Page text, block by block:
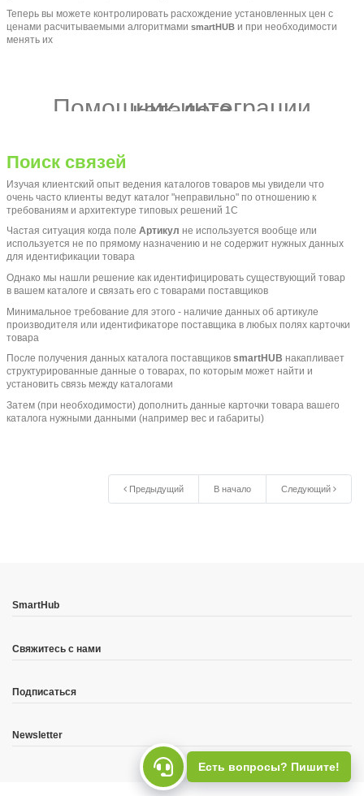
Теперь вы можете контролировать расхождение установленных цен с
ценами расчитываемыми алгоритмами smartHUB и при необходимости
менять их
Помощник интеграции
каталога
Поиск связей
Изучая клиентский опыт ведения каталогов товаров мы увидели что
очень часто клиенты ведут каталог "неправильно" по отношению к
требованиям и архитектуре типовых решений 1С
Частая ситуация когда поле Артикул не используется вообще или
используется не по прямому назначению и не содержит нужных данных
для идентификации товара
Однако мы нашли решение как идентифицировать существующий товар
в вашем каталоге и связать его с товарами поставщиков
Минимальное требование для этого - наличие данных об артикуле
производителя или идентификаторе поставщика в любых полях карточки
товара
После получения данных каталога поставщиков smartHUB накапливает
структурированные данные о товарах, по которым может найти и
установить связь между каталогами
Затем (при необходимости) дополнить данные карточки товара вашего
каталога нужными данными (например вес и габариты)
Предыдущий В начало Следующий
SmartHub
Свяжитесь с нами
Подписаться
Newsletter